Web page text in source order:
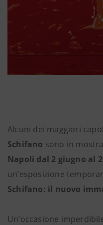
Alcuni dei maggiori
Schifano sono in
Napoli dal 2 giugno al
un’esposizione
Schifano: il nuovo
Un’occasione